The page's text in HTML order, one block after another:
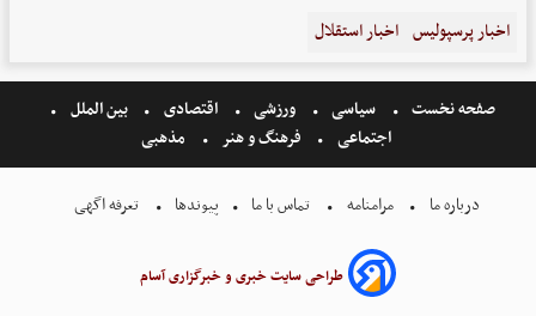
اخبار پرسپولیس اخبار استقلال
صفحه نخست سیاسی ورزشی اقتصادی
بین الملل
اجتماعی
فرهنگ و هنر مذهبی
درباره ما مرامنامه تماس با ما پیوندها تعرفه اگهی
طراحی سایت خبری و خبرگزاری آسام